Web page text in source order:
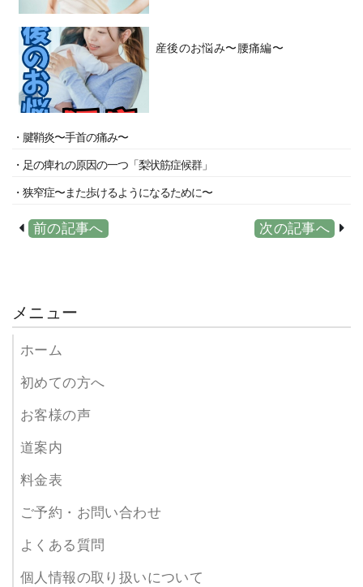
産後のお悩み〜腰痛編〜
・腱鞘炎〜手首の痛み〜
・足の痺れの原因の一つ「梨状筋症候群」
・狭窄症〜また歩けるようになるために〜
前の記事へ 次の記事へ
メニュー
ホーム
初めての方へ
お客様の声
道案内
料金表
ご予約・お問い合わせ
よくある質問
個人情報の取り扱いについて